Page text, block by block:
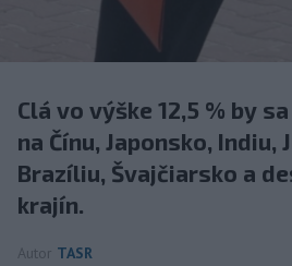
Clá vo výške 12,5 % by
na Čínu, Japonsko, Indiu,
Brazíliu, Švajčiarsko a
krajín.
Autor TASR